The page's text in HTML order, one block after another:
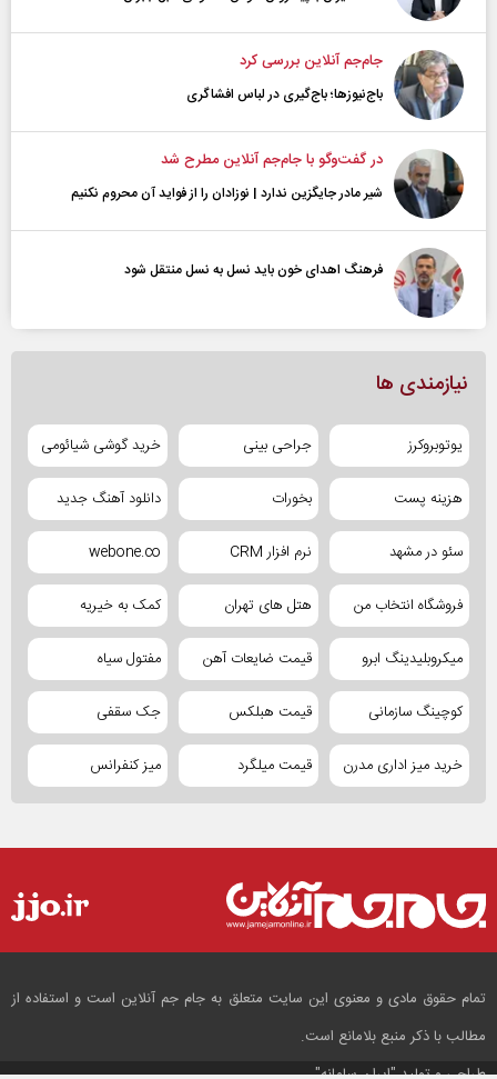
جام‌جم آنلاین بررسی کرد
باج‌نیوزها؛ باج‌گیری در لباس افشاگری
در گفت‌و‌گو با جام‌جم آنلاین مطرح شد
شیر مادر جایگزین ندارد | نوزادان را از فواید آن محروم نکنیم
فرهنگ اهدای خون باید نسل به نسل منتقل شود
نیازمندی ها
یوتوبروکرز جراحی بینی خرید گوشی شیائومی
هزینه پست بخورات دانلود آهنگ جدید
سئو در مشهد نرم افزار CRM webone.co
فروشگاه انتخاب من هتل های تهران کمک به خیریه
میکروبلیدینگ ابرو قیمت ضایعات آهن مفتول سیاه
کوچینگ سازمانی قیمت هبلکس جک سقفی
خرید میز اداری مدرن قیمت میلگرد میز کنفرانس
تمام حقوق مادی و معنوی این سایت متعلق به جام جم آنلاین است و استفاده از
مطالب با ذکر منبع بلامانع است.